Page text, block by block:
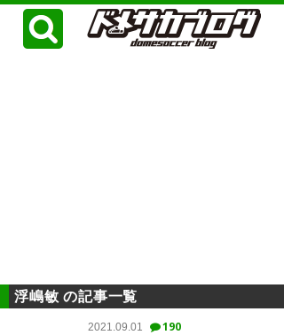
浮嶋敏 の記事一覧
2021.09.01 190